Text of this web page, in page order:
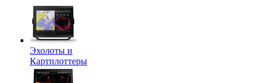
Эхолоты и
Картплоттеры